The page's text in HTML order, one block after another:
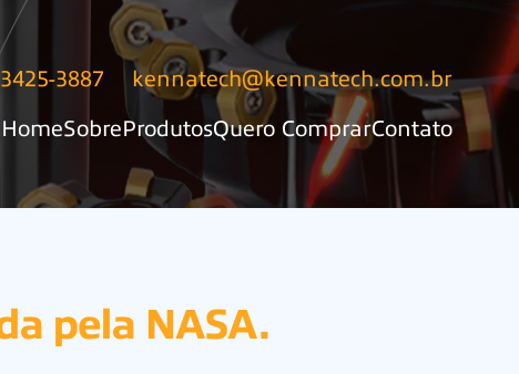
3887
kennatech@kennatech.com.br
HomeSobreProdutosQuero ComprarContato
pela NASA.